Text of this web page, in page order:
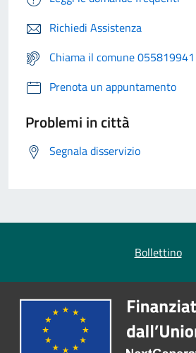
Richiedi Assistenza
Chiama il comune 055819941
Prenota un appuntamento
Problemi in città
Segnala disservizio
Bollettino